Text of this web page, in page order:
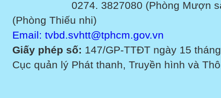
0274. 3827080 (Phòng Mượn sách
(Phòng Thiếu nhi)
Email: tvbd.svhtt@tphcm.gov.vn
Giấy phép số: 147/GP-TTĐT ngày 15
Cục quản lý Phát thanh, Truyền hình và